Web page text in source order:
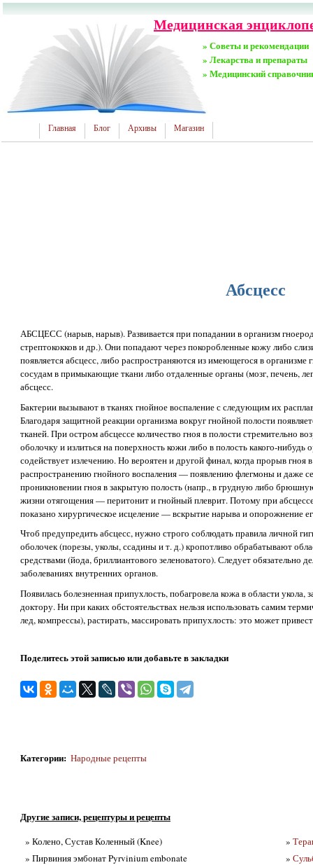
Медицинская
» Советы и рекомендации
» Лекарства и препараты
» Медицинский
Главная Блог Архивы Магазин
Абсцесс
АБСЦЕСС (нарыв, нарыв). Развивается при попадании в организм
стрептококков и др.). Они попадают через покоробленные кожу либо
появляется абсцесс, либо распространяются из имеющегося в
сосудам в примыкающие ткани либо отдаленные органы (мозг, печень,
абсцесс.
Бактерии вызывают в тканях гнойное воспаление с следующим их
Благодаря защитной реакции организма вокруг гнойной полости
тканей. При остром абсцессе количество гноя в полости стремительно
оболочку и излиться на поверхность кожи либо в полость какого-нибудь
содействует излечению. Но вероятен и другой финал, когда прорыв
распространению гнойного воспаления — появлению флегмоны и даже
проникновении гноя в закрытую полость (напр., в грудную либо
жизни отягощения — перитонит и гнойный плеврит. Потому при
показано хирургическое исцеление — вскрытие нарыва и опорожнение
Чтоб предупредить абсцесс, нужно строго соблюдать правила личной
оболочек (порезы, уколы, ссадины и т. д.) кропотливо обрабатывают
средствами (йода, бриллиантового зеленоватого). Следует обязательно
заболеваниях внутренних органов.
Появилась болезненная припухлость, побагровела кожа в области
доктору. Ни при каких обстоятельствах нельзя использовать самим
лед, компрессы), растирать, массировать припухлость: это может
Поделитесь этой записью или добавьте в закладки
Категории: Народные рецепты
Другие записи, рецептуры и рецепты
» Колено, Сустав Коленный (Knee)
» Пирвиния эмбонат Pyrvinium embonate
»
»